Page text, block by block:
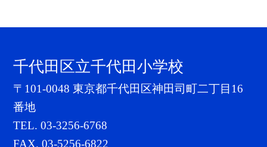
千代田区立千代田小学校
〒101-0048 東京都千代田区神田司町二丁目16
番地
TEL.03-3256-6768
FAX. 03-5256-6822